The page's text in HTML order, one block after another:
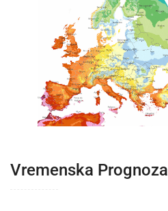
Vremenska Prognoza